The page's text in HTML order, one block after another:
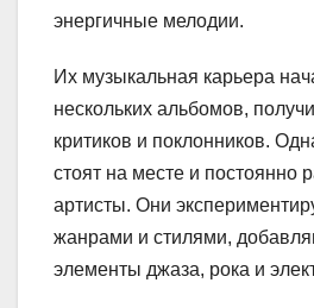
энергичные мелодии.
Их музыкальная карьера
нескольких альбомов,
критиков и поклонников.
стоят на месте и постоянно
артисты. Они
жанрами и стилями,
элементы джаза, рока и